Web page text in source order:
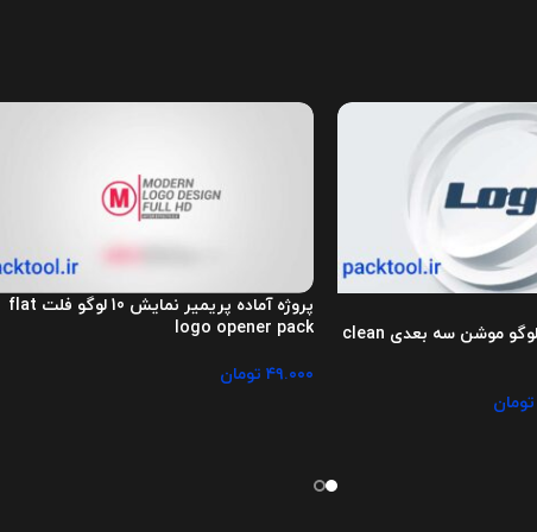
دانلود پروژه پریمیر لوگو موشن سه بعدی clean
تومان
پروژه آماده پریمیر نمایش 10 لوگو فلت flat
logo opener pack
۴۹.۰۰۰ تومان